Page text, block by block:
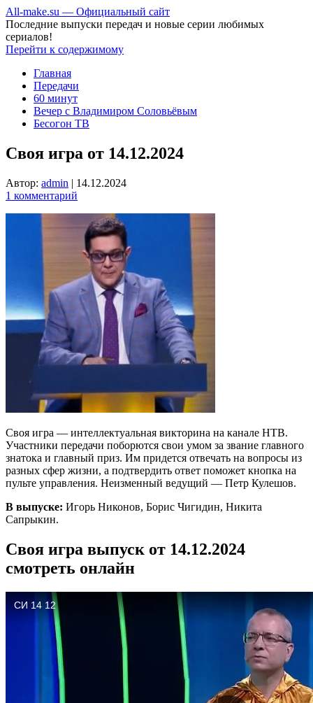
All-make.su — Официальный сайт
Последние выпуски передач и новые серии любимых
сериалов!
Перейти к содержимому
Главная
Передачи
60 минут
Вечер с Владимиром Соловьёвым
Бесогон ТВ
Своя игра от 14.12.2024
Автор: admin | 14.12.2024
1 комментарий
Своя игра — интеллектуальная викторина на канале НТВ.
Участники передачи поборются свои умом за звание главного
знатока и главный приз. Им придется отвечать на вопросы из
разных сфер жизни, а подтвердить ответ поможет кнопка на
пульте управления. Неизменный ведущий — Петр Кулешов.
В выпуске: Игорь Никонов, Борис Чигидин, Никита
Сапрыкин.
Своя игра выпуск от 14.12.2024
смотреть онлайн